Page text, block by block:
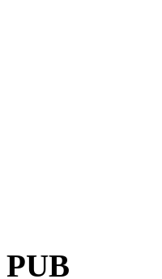
PUB